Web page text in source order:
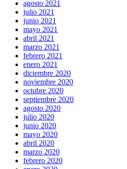
agosto 2021
julio 2021
junio 2021
mayo 2021
abril 2021
marzo 2021
febrero 2021
enero 2021
diciembre 2020
noviembre 2020
octubre 2020
septiembre 2020
agosto 2020
julio 2020
junio 2020
mayo 2020
abril 2020
marzo 2020
febrero 2020